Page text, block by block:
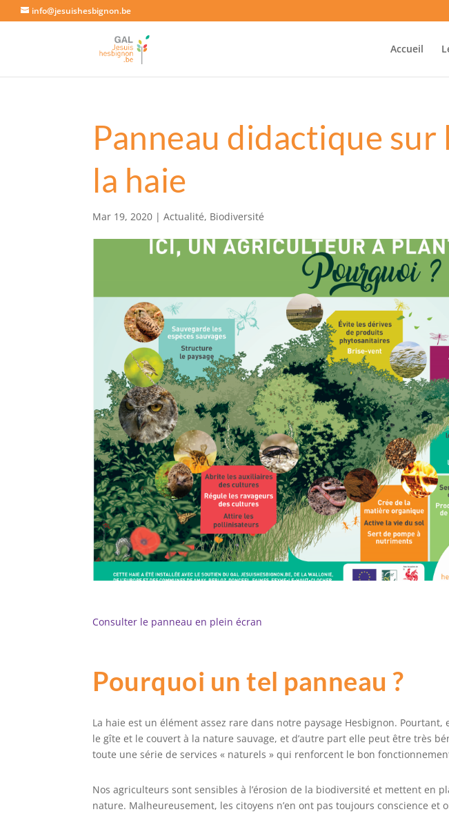
info@jesuishesbignon.be
Accueil
Panneau didactique sur
la haie
Mar 19, 2020 |Actualité, Biodiversité
Consulter le panneau en plein écran
Pourquoi un tel panneau ?
La haie est un élément assez rare dans notre paysage Hesbignon.
le gîte et le couvert à la nature sauvage, et d’autre part elle peut être très
toute une série de services « naturels » qui renforcent le bon
Nos agriculteurs sont sensibles à l’érosion de la biodiversité et mettent en
nature. Malheureusement, les citoyens n’en ont pas toujours conscience et